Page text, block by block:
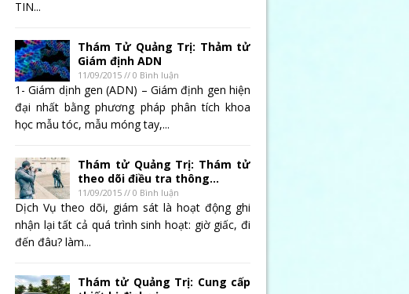
TIN...
Thám Tử Quảng Trị: Thảm tử
Giám định ADN
11/09/2015 // 0 Bình luận
1- Giám dịnh gen (ADN) – Giám định gen hiện
đại nhất bằng phương pháp phân tích khoa
học mẫu tóc, mẫu móng tay,...
Thám tử Quảng Trị: Thám tử
theo dõi điều tra thông...
11/09/2015 // 0 Bình luận
Dịch Vụ theo dõi, giám sát là hoạt động ghi
nhận lại tất cả quá trình sinh hoạt: giờ giấc, đi
đến đâu? làm...
Thám tử Quảng Trị: Cung cấp